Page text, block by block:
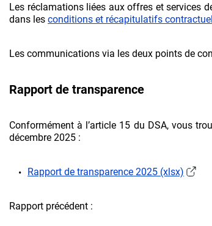
Les réclamations liées aux offres et services
dans les conditions et récapitulatifs
Les communications via les deux points de
Rapport de transparence
Conformément à l’article 15 du DSA, vous
décembre 2025 :
Rapport de transparence 2025 (xlsx)
Rapport précédent :